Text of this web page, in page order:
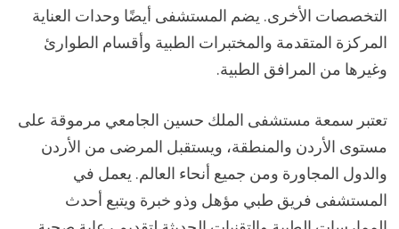
التخصصات الأخرى. يضم المستشفى أيضًا وحدات العناية
المركزة المتقدمة والمختبرات الطبية وأقسام الطوارئ
وغيرها من المرافق الطبية.
تعتبر سمعة مستشفى الملك حسين الجامعي مرموقة على
مستوى الأردن والمنطقة، ويستقبل المرضى من الأردن
والدول المجاورة ومن جميع أنحاء العالم. يعمل في
المستشفى فريق طبي مؤهل وذو خبرة ويتبع أحدث